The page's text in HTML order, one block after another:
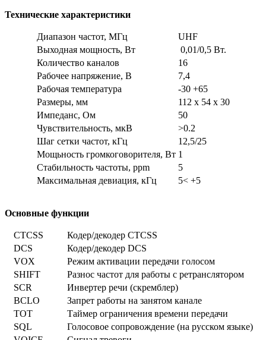
Технические характеристики
Диапазон частот, МГц
UHF
Выходная мощность, Вт
0,01/0,5 Вт.
Количество каналов
16
Рабочее напряжение, В
7,4
Рабочая температура
-30 +65
Размеры, мм
112 х 54 х 30
Импеданс, Ом
50
Чувствительность, мкВ
>0.2
Шаг сетки частот, кГц
12,5/25
Мощьность громкоговорителя, Вт 1
Стабильность частоты, ppm
5
Максимальная девиация, кГц
5< +5
Основные функции
CTCSS
Кодер/декодер CTCSS
DCS
Кодер/декодер DCS
VOX
Режим активации передачи голосом
SHIFT
Разнос частот для работы с ретранслятором
SCR
Инвертер речи (скремблер)
BCLO
Запрет работы на занятом канале
TOT
Таймер ограничения времени передачи
SQL
Голосовое сопровождение (на русском языке)